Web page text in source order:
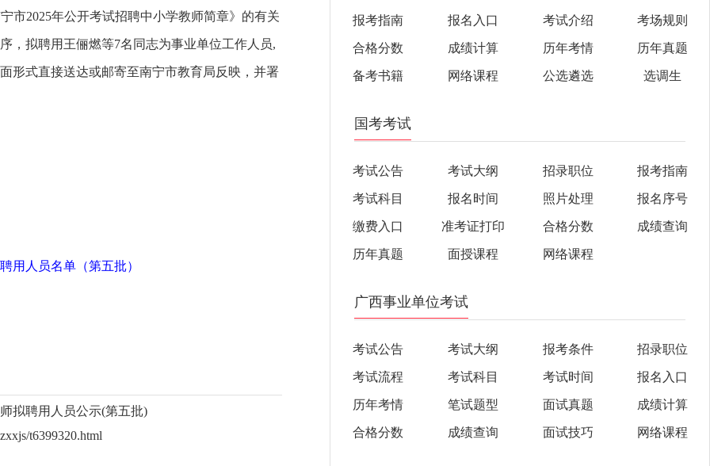
市2025年公开考试招聘中小学教师简章》的有关
，拟聘用王俪燃等7名同志为事业单位工作人员,
形式直接送达或邮寄至南宁市教育局反映，并署
用人员名单（第五批）
拟聘用人员公示(第五批)
t6399320.html
报考指南 报名入口 考试介绍 考场规则
合格分数 成绩计算 历年考情 历年真题
备考书籍 网络课程 公选遴选 选调生
国考考试
考试公告 考试大纲 招录职位 报考指南
考试科目 报名时间 照片处理 报名序号
缴费入口 准考证打印 合格分数 成绩查询
历年真题 面授课程 网络课程
广西事业单位考试
考试公告 考试大纲 报考条件 招录职位
考试流程 考试科目 考试时间 报名入口
历年考情 笔试题型 面试真题 成绩计算
合格分数 成绩查询 面试技巧 网络课程